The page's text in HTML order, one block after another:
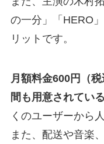
の一分」「HERO
リットです。
月額料金600円（
間も用意されている
くのユーザーから
また、配送や音楽